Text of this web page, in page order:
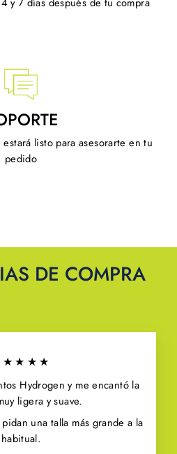
listo para asesorarte en tu
pedido
DE COMPRA
Hydrogen y me encantó la
ligera y suave.
una talla más grande a la
habitual.